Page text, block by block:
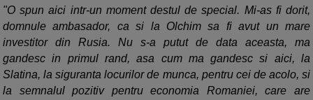
"O spun aici intr-un moment destul de special. Mi-as fi dorit,
domnule ambasador, ca si la Olchim sa fi avut un mare
investitor din Rusia. Nu s-a putut de data aceasta, ma
gandesc in primul rand, asa cum ma gandesc si aici, la
Slatina, la siguranta locurilor de munca, pentru cei de acolo, si
la semnalul pozitiv pentru economia Romaniei, care are